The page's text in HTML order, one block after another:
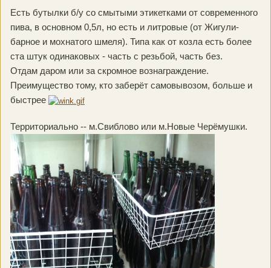
Есть бутылки б/у со смытыми этикетками от современного
пива, в основном 0,5л, но есть и литровые (от Жигули-
барное и мохнатого шмеля). Типа как от козла есть более
ста штук одинаковых - часть с резьбой, часть без.
Отдам даром или за скромное вознаграждение.
Преимущество тому, кто заберёт самовывозом, больше и
быстрее
Территориально -- м.Свиблово или м.Новые Черёмушки.